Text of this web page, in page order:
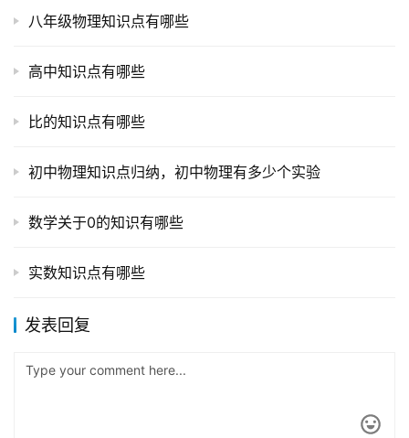
八年级物理知识点有哪些
高中知识点有哪些
比的知识点有哪些
初中物理知识点归纳，初中物理有多少个实验
数学关于0的知识有哪些
实数知识点有哪些
发表回复